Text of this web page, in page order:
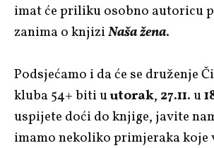
imat će priliku osobno autoricu
zanima o knjiziNaša žena.
Podsjećamo i da će se druženje
kluba 54+ biti uutorak, 27.11.u
uspijete doći do knjige, javite
imamo nekoliko primjeraka koje